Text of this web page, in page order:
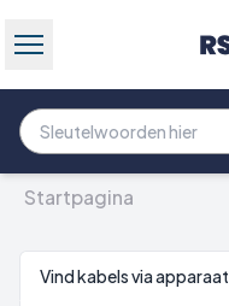
Startpagina
Vind kabels via apparaat